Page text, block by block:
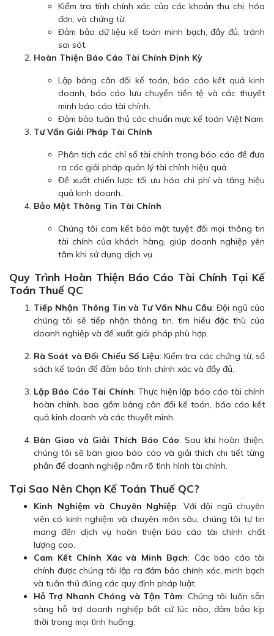
Kiểm tra tính chính xác của các khoản thu chi, hóa
đơn, và chứng từ.
Đảm bảo dữ liệu kế toán minh bạch, đầy đủ, tránh
sai sót.
Hoàn Thiện Báo Cáo Tài Chính Định Kỳ
Lập bảng cân đối kế toán, báo cáo kết quả kinh
doanh, báo cáo lưu chuyển tiền tệ và các thuyết
minh báo cáo tài chính.
Đảm bảo tuân thủ các chuẩn mực kế toán Việt Nam.
Tư Vấn Giải Pháp Tài Chính
Phân tích các chỉ số tài chính trong báo cáo để đưa
ra các giải pháp quản lý tài chính hiệu quả.
Đề xuất chiến lược tối ưu hóa chi phí và tăng hiệu
quả kinh doanh.
Bảo Mật Thông Tin Tài Chính
Chúng tôi cam kết bảo mật tuyệt đối mọi thông tin
tài chính của khách hàng, giúp doanh nghiệp yên
tâm khi sử dụng dịch vụ.
Quy Trình Hoàn Thiện Báo Cáo Tài Chính Tại Kế
Toán Thuế QC
Tiếp Nhận Thông Tin và Tư Vấn Nhu Cầu: Đội ngũ của
chúng tôi sẽ tiếp nhận thông tin, tìm hiểu đặc thù của
doanh nghiệp và đề xuất giải pháp phù hợp.
Rà Soát và Đối Chiếu Số Liệu: Kiểm tra các chứng từ, sổ
sách kế toán để đảm bảo tính chính xác và đầy đủ.
Lập Báo Cáo Tài Chính: Thực hiện lập báo cáo tài chính
hoàn chỉnh, bao gồm bảng cân đối kế toán, báo cáo kết
quả kinh doanh và các thuyết minh.
Bàn Giao và Giải Thích Báo Cáo: Sau khi hoàn thiện,
chúng tôi sẽ bàn giao báo cáo và giải thích chi tiết từng
phần để doanh nghiệp nắm rõ tình hình tài chính.
Tại Sao Nên Chọn Kế Toán Thuế QC?
Kinh Nghiệm và Chuyên Nghiệp: Với đội ngũ chuyên
viên có kinh nghiệm và chuyên môn sâu, chúng tôi tự tin
mang đến dịch vụ hoàn thiện báo cáo tài chính chất
lượng cao.
Cam Kết Chính Xác và Minh Bạch: Các báo cáo tài
chính được chúng tôi lập ra đảm bảo chính xác, minh bạch
và tuân thủ đúng các quy định pháp luật.
Hỗ Trợ Nhanh Chóng và Tận Tâm: Chúng tôi luôn sẵn
sàng hỗ trợ doanh nghiệp bất cứ lúc nào, đảm bảo kịp
thời trong mọi tình huống.